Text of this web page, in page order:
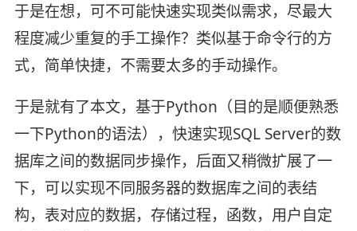
于是在想，可不可能快速实现类似需求，尽最大
程度减少重复的手工操作？类似基于命令行的方
式，简单快捷，不需要太多的手动操作。
于是就有了本文，基于Python（目的是顺便熟悉
一下Python的语法），快速实现SQL Server的数
据库之间的数据同步操作，后面又稍微扩展了一
下，可以实现不同服务器的数据库之间的表结
构，表对应的数据，存储过程，函数，用户自定